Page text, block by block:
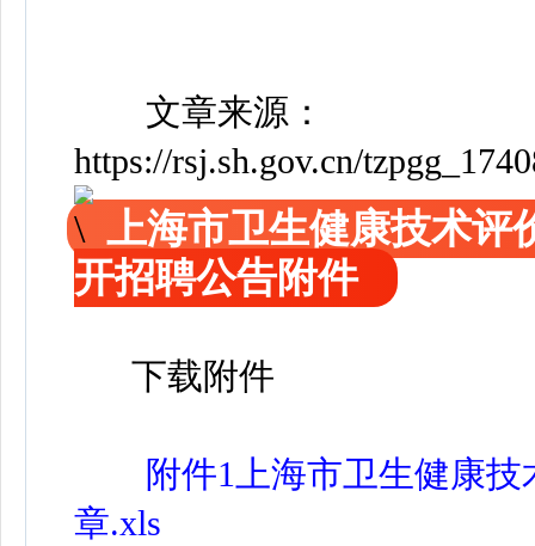
文章来源：
https://rsj.sh.gov.cn/
上海市卫生健康技术评
开招聘公告附件
下载附件
附件1上海市卫生健康
章.xls